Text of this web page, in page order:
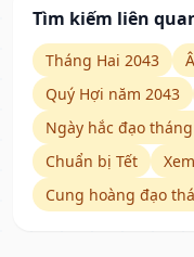
Tìm kiếm liên
Tháng Hai 2043
Quý Hợi năm 2043
Ngày hắc đạo
Chuẩn bị Tết
Cung hoàng đạo